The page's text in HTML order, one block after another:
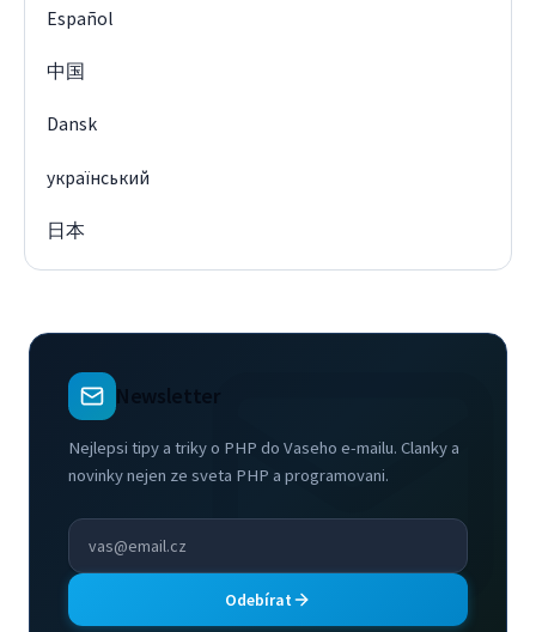
Español
中国
Dansk
український
日本
Newsletter
Nejlepsi tipy a triky o PHP do Vaseho e-mailu. Clanky a
novinky nejen ze sveta PHP a programovani.
Odebírat